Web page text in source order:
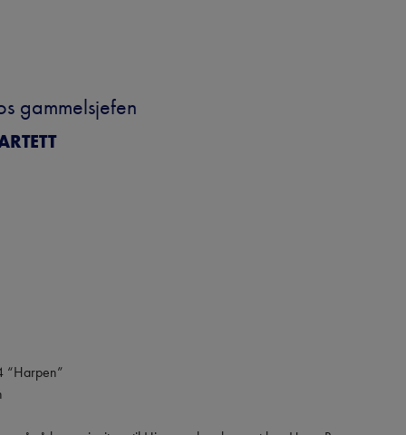
gammelsjefen
“Harpen”